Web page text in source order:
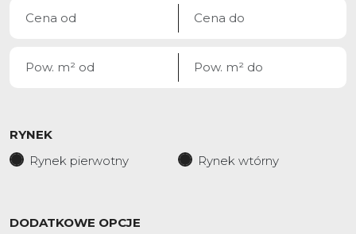
RYNEK
Rynek pierwotny
Rynek wtórny
DODATKOWE OPCJE